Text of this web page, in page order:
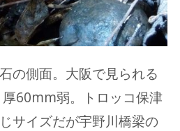
の側面。大阪で見られる
60mm弱。トロッコ保津
サイズだが宇野川橋梁の